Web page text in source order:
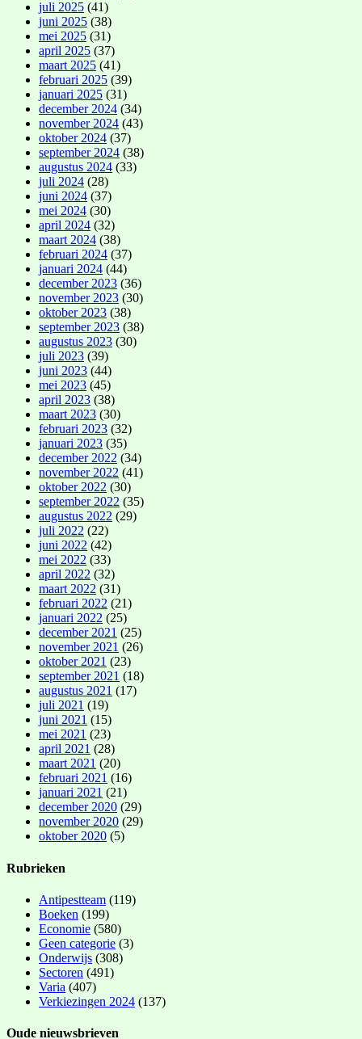
juli 2025 (41)
juni 2025 (38)
mei 2025 (31)
april 2025 (37)
maart 2025 (41)
februari 2025 (39)
januari 2025 (31)
december 2024 (34)
november 2024 (43)
oktober 2024 (37)
september 2024 (38)
augustus 2024 (33)
juli 2024 (28)
juni 2024 (37)
mei 2024 (30)
april 2024 (32)
maart 2024 (38)
februari 2024 (37)
januari 2024 (44)
december 2023 (36)
november 2023 (30)
oktober 2023 (38)
september 2023 (38)
augustus 2023 (30)
juli 2023 (39)
juni 2023 (44)
mei 2023 (45)
april 2023 (38)
maart 2023 (30)
februari 2023 (32)
januari 2023 (35)
december 2022 (34)
november 2022 (41)
oktober 2022 (30)
september 2022 (35)
augustus 2022 (29)
juli 2022 (22)
juni 2022 (42)
mei 2022 (33)
april 2022 (32)
maart 2022 (31)
februari 2022 (21)
januari 2022 (25)
december 2021 (25)
november 2021 (26)
oktober 2021 (23)
september 2021 (18)
augustus 2021 (17)
juli 2021 (19)
juni 2021 (15)
mei 2021 (23)
april 2021 (28)
maart 2021 (20)
februari 2021 (16)
januari 2021 (21)
december 2020 (29)
november 2020 (29)
oktober 2020 (5)
Rubrieken
Antipestteam (119)
Boeken (199)
Economie (580)
Geen categorie (3)
Onderwijs (308)
Sectoren (491)
Varia (407)
Verkiezingen 2024 (137)
Oude nieuwsbrieven